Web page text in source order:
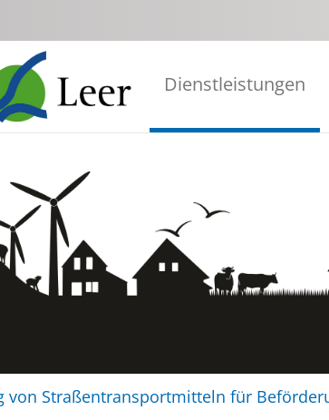
Dienstleistungen
von Straßentransportmitteln für